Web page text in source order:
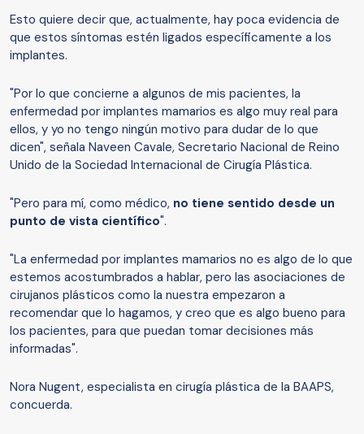
Esto quiere decir que, actualmente, hay poca evidencia de
que estos síntomas estén ligados específicamente a los
implantes.
"Por lo que concierne a algunos de mis pacientes, la
enfermedad por implantes mamarios es algo muy real para
ellos, y yo no tengo ningún motivo para dudar de lo que
dicen", señala Naveen Cavale, Secretario Nacional de Reino
Unido de la Sociedad Internacional de Cirugía Plástica.
"Pero para mí, como médico, no tiene sentido desde un
punto de vista científico".
"La enfermedad por implantes mamarios no es algo de lo que
estemos acostumbrados a hablar, pero las asociaciones de
cirujanos plásticos como la nuestra empezaron a
recomendar que lo hagamos, y creo que es algo bueno para
los pacientes, para que puedan tomar decisiones más
informadas".
Nora Nugent, especialista en cirugía plástica de la BAAPS,
concuerda.